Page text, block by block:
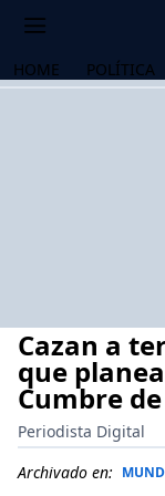
HOME POLÍTICA
Cazan a
que
Cumbre de
Periodista Digital
Archivado en: